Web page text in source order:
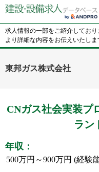
求人情報の一部をご紹介してお
より詳細な内容をお伝えいたしま
東邦ガス株式会社
CNガス社会実装プ
ラン
年収：
500万円～900万円 (経験